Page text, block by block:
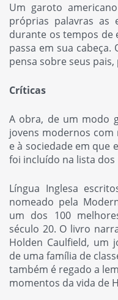
Um garoto
próprias palavras as
durante os tempos de
passa em sua
pensa sobre seus
Críticas
A obra, de um modo
jovens modernos com
e à sociedade em que
foi incluído na lista
Língua Inglesa
nomeado pela
um dos 100
século 20. O livro
Holden Caulfield, um
de uma família de
também é regado a
momentos da vida de